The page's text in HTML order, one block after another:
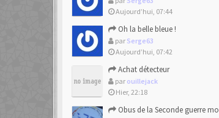
Aujourd’hui, 07:44
Oh la belle bleue !
par Serge63
Aujourd’hui, 07:42
Achat détecteur
par ouillejack
Hier, 22:18
Obus de la Seconde guerre mondiale explosent dans des champs.